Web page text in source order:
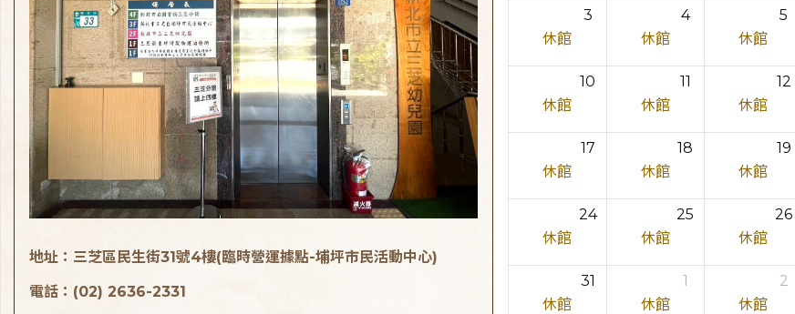
3
休館
4
休館
5
休館
10
休館
11
休館
12
休館
17
休館
18
休館
19
休館
24
休館
25
休館
26
休館
31
休館
1
休館
2
休館
地址：三芝區民生街31號4樓(臨時營運據點-埔坪市民活動中心)
電話：(02) 2636-2331